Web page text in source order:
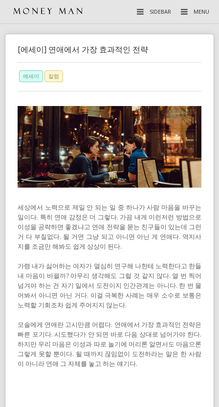
MENU
SIDEBAR
[에세이] 연애에서 가장 효과적인 전략
에세이 칼럼
세상에서 노력으로 제일 안 되는 일 중 하나가 사람 마음을 바꾸는
일이다. 특히 연애 감정은 더 그렇다. 가끔 내게 이런저런 방법으로
이성을 공략하면 좋겠냐고 연애 전략을 묻는 친구들이 있는데 그런
거 다 부질없다. 될 거면 그냥 되고 아니면 아닌 게 연애다. 역지사
지를 조금만 해봐도 쉽게 상상이 된다.
가령 내가 싫어하는 여자가 열심히 연구해 나한테 노력한다고 한들
내 마음이 바뀔까? 아무리 생각해도 그럴 것 같지 않다. 열 번 찍어
넘겨야 하는 건 자기 일에서 도전이지 인간관계는 아니다. 한 번 물
어봐서 아니면 아닌 거다. 이걸 극복한 사례는 매우 소수로 보통은
노력할 기회조차 쉽게 주어지지 않는다.
모솔에게 연애란 고시만큼 어렵다. 연애에서 가장 효과적인 전략은
빠른 포기다. 시도했다가 안 되면 바로 다음 상대로 넘어가야 한다.
하지만 우리 마음은 이성과 따로 놀기에 머리론 알면서도 마음으론
그렇게 못할 뿐이다. 될 때까지 끊임없이 도전하라는 말은 한 사람
이 아니라 연애 그 자체를 놓고 하는 얘기다.